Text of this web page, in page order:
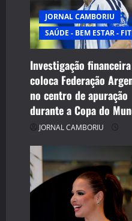
JORNAL CAMBORIU
SAÚDE - BEM ESTAR -
Investigação financeira
coloca Federação
no centro de apuração
durante a Copa do
JORNAL CAMBORIU